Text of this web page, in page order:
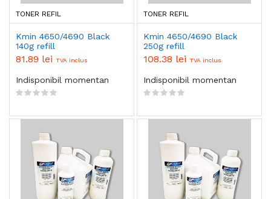
TONER REFIL
Kmin 4650/4690 Black
140g refill
81.89 lei TVA inclus
Indisponibil momentan
TONER REFIL
Kmin 4650/4690 Black
250g refill
108.38 lei TVA inclus
Indisponibil momentan